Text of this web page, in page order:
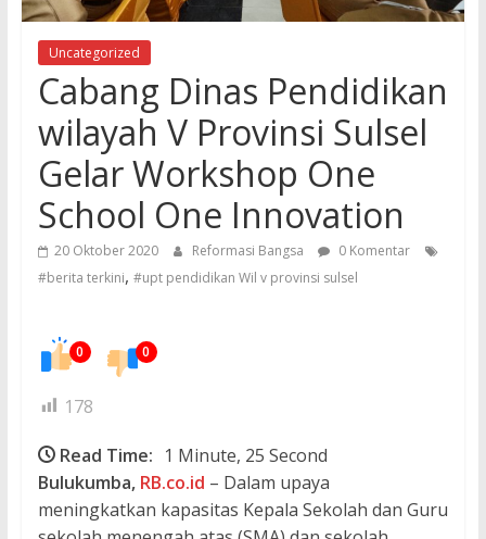
Uncategorized
Cabang Dinas Pendidikan
wilayah V Provinsi Sulsel
Gelar Workshop One
School One Innovation
20 Oktober 2020 Reformasi Bangsa
0 Komentar
#berita terkini, #upt pendidikan Wil v provinsi sulsel
0 0
178
Read Time: 1 Minute, 25 Second
Bulukumba, RB.co.id – Dalam upaya
meningkatkan kapasitas Kepala Sekolah dan Guru